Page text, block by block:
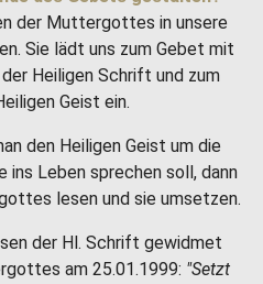
der Muttergottes in unsere
Sie lädt uns zum Gebet mit
Heiligen Schrift und zum
Geist ein.
den Heiligen Geist um die
Leben sprechen soll, dann
lesen und sie umsetzen.
der Hl. Schrift gewidmet
am 25.01.1999: "Setzt